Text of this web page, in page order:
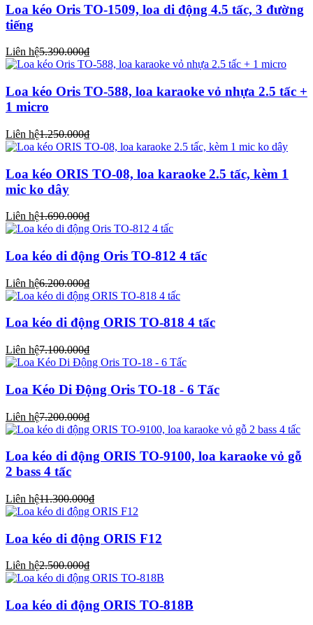
Loa kéo Oris TO-1509, loa di động 4.5 tấc, 3 đường
tiếng
Liên hệ5.390.000₫
Loa kéo Oris TO-588, loa karaoke vỏ nhựa 2.5 tấc +
1 micro
Liên hệ1.250.000₫
Loa kéo ORIS TO-08, loa karaoke 2.5 tấc, kèm 1
mic ko dây
Liên hệ1.690.000₫
Loa kéo di động Oris TO-812 4 tấc
Liên hệ6.200.000₫
Loa kéo di động ORIS TO-818 4 tấc
Liên hệ7.100.000₫
Loa Kéo Di Động Oris TO-18 - 6 Tấc
Liên hệ7.200.000₫
Loa kéo di động ORIS TO-9100, loa karaoke vỏ gỗ
2 bass 4 tấc
Liên hệ11.300.000₫
Loa kéo di động ORIS F12
Liên hệ2.500.000₫
Loa kéo di động ORIS TO-818B